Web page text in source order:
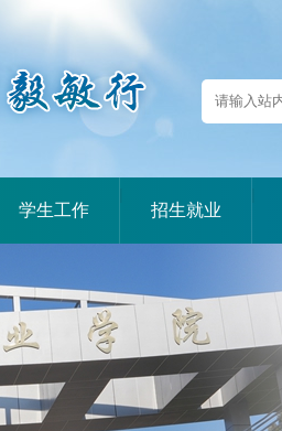
学生工作 招生就业